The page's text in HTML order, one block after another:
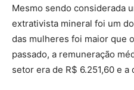
Mesmo sendo considerada
extrativista mineral foi um
das mulheres foi maior que
passado, a remuneração
setor era de R$ 6.251,60 e